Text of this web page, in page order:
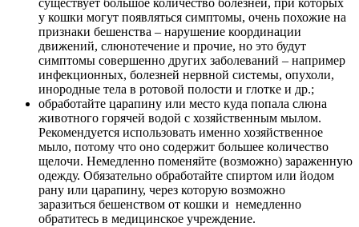
существует большое количество болезней, при которых
у кошки могут появляться симптомы, очень похожие на
признаки бешенства – нарушение координации
движений, слюнотечение и прочие, но это будут
симптомы совершенно других заболеваний – например
инфекционных, болезней нервной системы, опухоли,
инородные тела в ротовой полости и глотке и др.;
обработайте царапину или место куда попала слюна
животного горячей водой с хозяйственным мылом.
Рекомендуется использовать именно хозяйственное
мыло, потому что оно содержит большее количество
щелочи. Немедленно поменяйте (возможно) зараженную
одежду. Обязательно обработайте спиртом или йодом
рану или царапину, через которую возможно
заразиться бешенством от кошки и немедленно
обратитесь в медицинское учреждение.